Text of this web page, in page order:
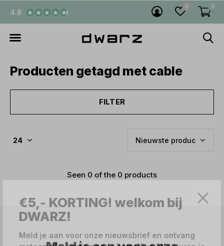
€5,- KORTING! welkom bij
DWARZ!
Meld je aan voor onze nieuwsbrief en ontvang
0 0
4.8
Producten getagd met cable
FILTER
Seen 0 of the 0 products